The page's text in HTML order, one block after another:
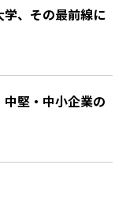
、その最前線に
堅・中小企業の